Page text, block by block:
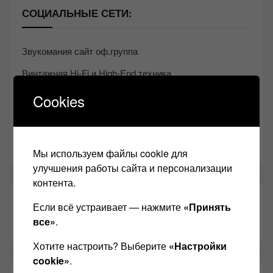
СОЦИАЛЬНЫЕ СЕТИ:
Звукомания сайт оф.группа
Винтажная Hi-Fi и High-End техника
Контакт
ТАКЖЕ ЧИТАЕМ:
Cookies
Мы используем файлы cookie для
улучшения работы сайта и персонализации
контента.
Если всё устраивает — нажмите «Принять
все».
Хотите настроить? Выберите «Настройки
cookie».